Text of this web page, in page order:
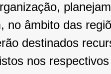
no âmbito das
destinados
nos